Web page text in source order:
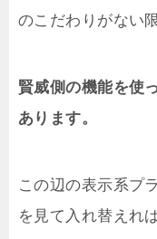
のこだわりがない限
賢威側の機能を使
あります。
この辺の表示系プ
を見て入れ替えれ